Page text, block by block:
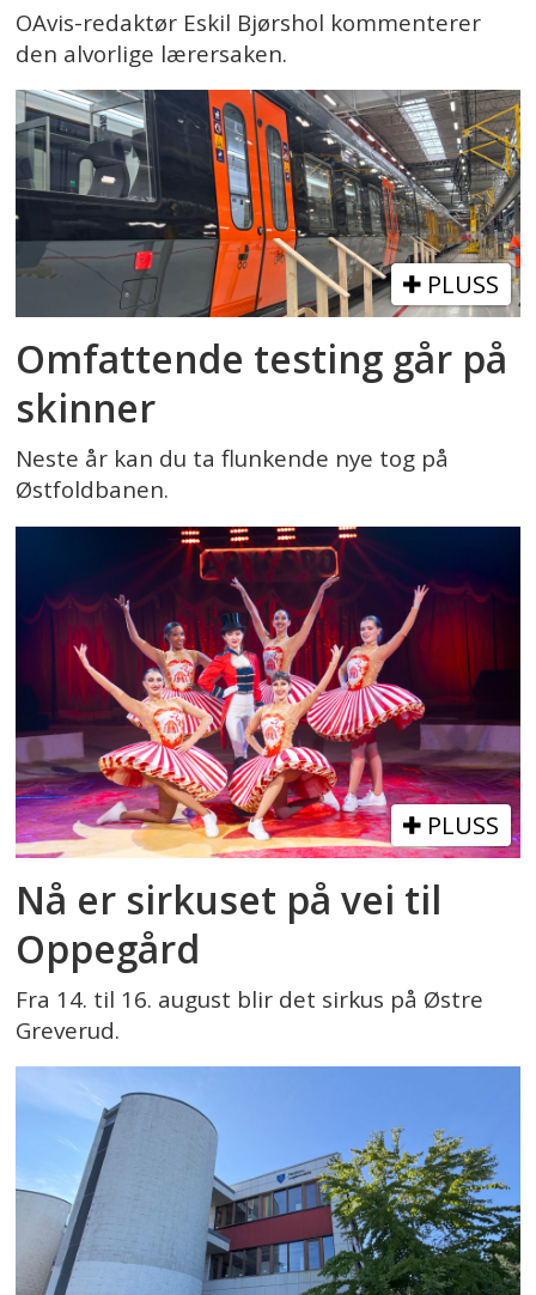
OAvis-redaktør Eskil Bjørshol kommenterer
den alvorlige lærersaken.
PLUSS
Omfattende testing går på
skinner
Neste år kan du ta flunkende nye tog på
Østfoldbanen.
PLUSS
Nå er sirkuset på vei til
Oppegård
Fra 14. til 16. august blir det sirkus på Østre
Greverud.